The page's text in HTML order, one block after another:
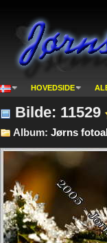
HOVEDSIDE
Bilde: 11529
Album: Jørns